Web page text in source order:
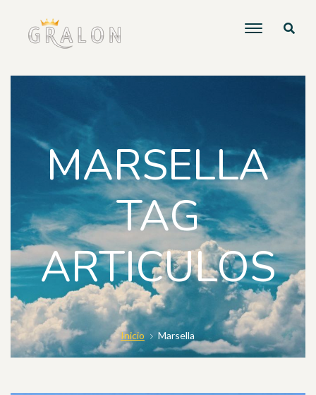
MARSELLA
TAG
ARTICULOS
Inicio Marsella